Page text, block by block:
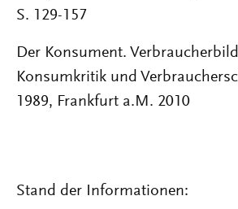
S. 129-157
Der Konsument.
Konsumkritik und
1989, Frankfurt a.M. 2010
Stand der Informationen: